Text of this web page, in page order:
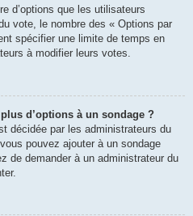
d’options que les utilisateurs
vote, le nombre des « Options par
spécifier une limite de temps en
à modifier leurs votes.
d’options à un sondage ?
décidée par les administrateurs du
pouvez ajouter à un sondage
de demander à un administrateur du